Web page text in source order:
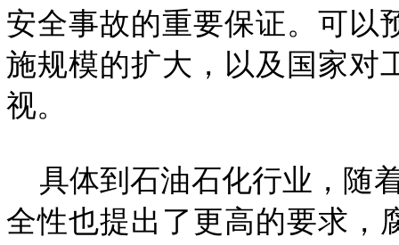
安全事故的重要保证。可以
施规模的扩大，以及国家对
视。
具体到石油石化行业，随
全性也提出了更高的要求，